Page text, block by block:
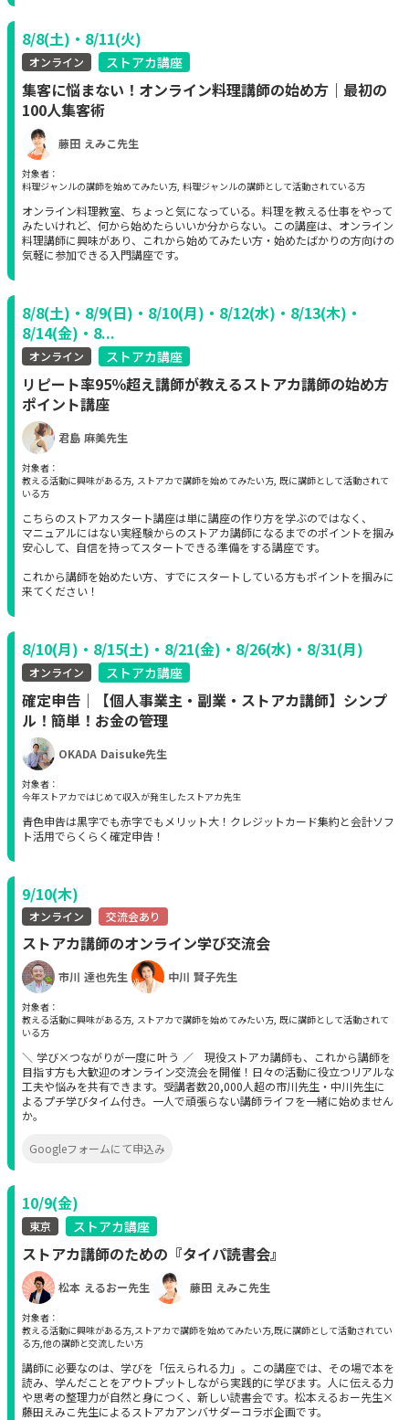
8/8(土)・8/11(火)
オンライン ストアカ講座
集客に悩まない！オンライン料理講師の始め方｜最初の
100人集客術
藤田 えみこ先生
対象者：
料理ジャンルの講師を始めてみたい方, 料理ジャンルの講師として活動されている方
オンライン料理教室、ちょっと気になっている。料理を教える仕事をやって
みたいけれど、何から始めたらいいか分からない。この講座は、オンライン
料理講師に興味があり、これから始めてみたい方・始めたばかりの方向けの
気軽に参加できる入門講座です。
8/8(土)・8/9(日)・8/10(月)・8/12(水)・8/13(木)・
8/14(金)・8...
オンライン ストアカ講座
リピート率95％超え講師が教えるストアカ講師の始め方
ポイント講座
君島 麻美先生
対象者：
教える活動に興味がある方, ストアカで講師を始めてみたい方, 既に講師として活動されて
いる方
こちらのストアカスタート講座は単に講座の作り方を学ぶのではなく、
マニュアルにはない実経験からのストアカ講師になるまでのポイントを掴み
安心して、自信を持ってスタートできる準備をする講座です。
これから講師を始めたい方、すでにスタートしている方もポイントを掴みに
来てください！
8/10(月)・8/15(土)・8/21(金)・8/26(水)・8/31(月)
オンライン ストアカ講座
確定申告｜【個人事業主・副業・ストアカ講師】シンプ
ル！簡単！お金の管理
OKADA Daisuke先生
対象者：
今年ストアカではじめて収入が発生したストアカ先生
青色申告は黒字でも赤字でもメリット大！クレジットカード集約と会計ソフ
ト活用でらくらく確定申告！
9/10(木)
オンライン 交流会あり
ストアカ講師のオンライン学び交流会
市川 達也先生 中川 賢子先生
対象者：
教える活動に興味がある方, ストアカで講師を始めてみたい方, 既に講師として活動されて
いる方
＼ 学び×つながりが一度に叶う ／ 現役ストアカ講師も、これから講師を
目指す方も大歓迎のオンライン交流会を開催！日々の活動に役立つリアルな
工夫や悩みを共有できます。受講者数20,000人超の市川先生・中川先生に
よるプチ学びタイム付き。一人で頑張らない講師ライフを一緒に始めません
か。
Googleフォームにて申込み
10/9(金)
東京 ストアカ講座
ストアカ講師のための『タイパ読書会』
松本 えるおー先生 藤田 えみこ先生
対象者：
教える活動に興味がある方,ストアカで講師を始めてみたい方,既に講師として活動されてい
る方,他の講師と交流したい方
講師に必要なのは、学びを「伝えられる力」。この講座では、その場で本を
読み、学んだことをアウトプットしながら実践的に学びます。人に伝える力
や思考の整理力が自然と身につく、新しい読書会です。松本えるおー先生×
藤田えみこ先生によるストアカアンバサダーコラボ企画です。